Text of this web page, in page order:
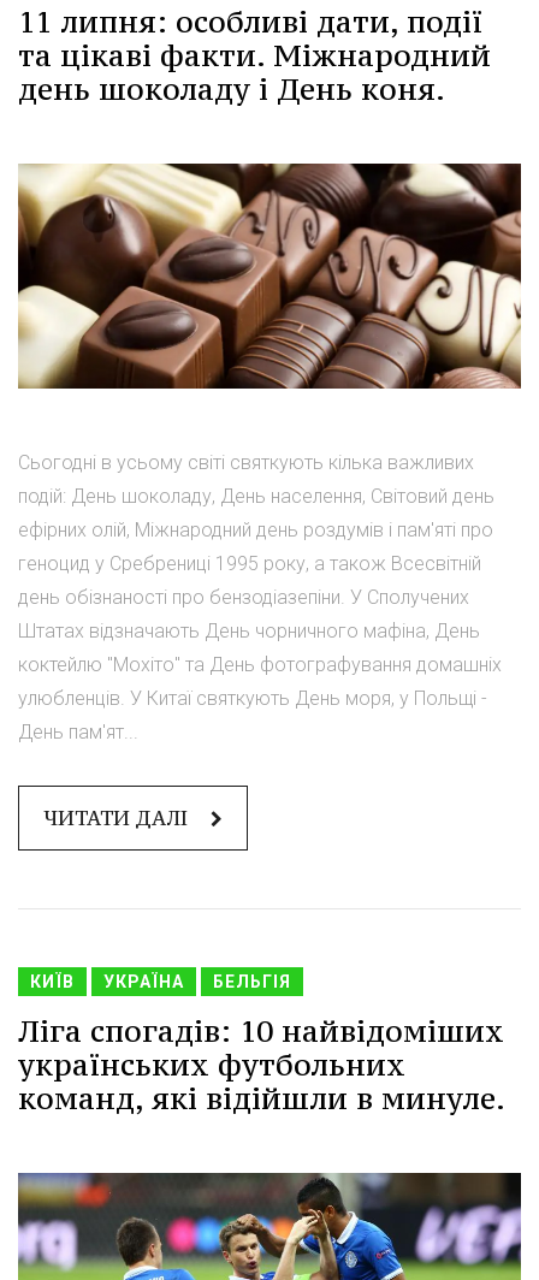
11 липня: особливі дати, події
та цікаві факти. Міжнародний
день шоколаду і День коня.
Сьогодні в усьому світі святкують кілька важливих
подій: День шоколаду, День населення, Світовий день
ефірних олій, Міжнародний день роздумів і пам'яті про
геноцид у Сребрениці 1995 року, а також Всесвітній
день обізнаності про бензодіазепіни. У Сполучених
Штатах відзначають День чорничного мафіна, День
коктейлю "Мохіто" та День фотографування домашніх
улюбленців. У Китаї святкують День моря, у Польщі -
День пам'ят...
ЧИТАТИ ДАЛІ
КИЇВ УКРАЇНА БЕЛЬГІЯ
Ліга спогадів: 10 найвідоміших
українських футбольних
команд, які відійшли в минуле.